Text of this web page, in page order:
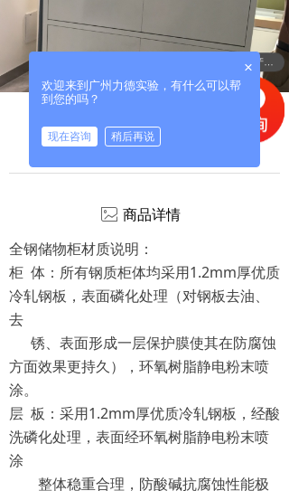
资料柜
创建时间：2018年4月21日
商品详情
全钢储物柜材质说明：
柜 体：所有钢质柜体均采用1.2mm厚优质
冷轧钢板，表面磷化处理（对钢板去油、
去
锈、表面形成一层保护膜使其在防腐蚀
方面效果更持久），环氧树脂静电粉末喷
涂。
层 板：采用1.2mm厚优质冷轧钢板，经酸
洗磷化处理，表面经环氧树脂静电粉末喷
涂
整体稳重合理，防酸碱抗腐蚀性能极
ꂈ
可以介绍下你们的产品吗？
×
欢迎来到广州力德实验，有什么可以帮
到您的吗？
现在咨询 稍后再说